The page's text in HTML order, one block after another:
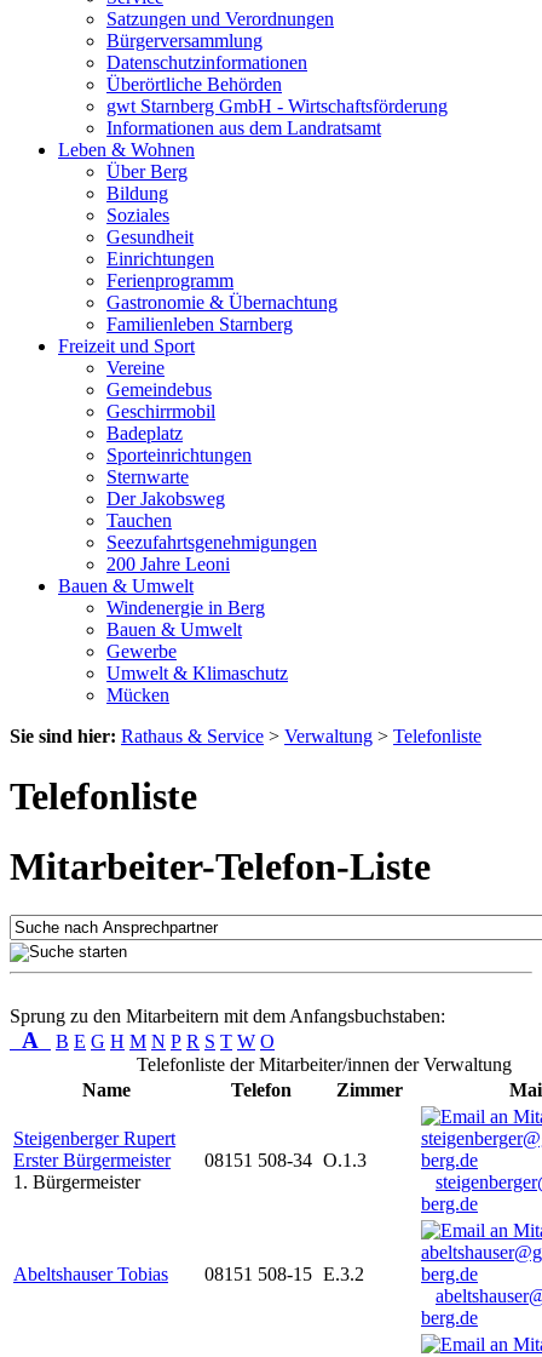
Satzungen und Verordnungen
Bürgerversammlung
Datenschutzinformationen
Überörtliche Behörden
gwt Starnberg GmbH - Wirtschaftsförderung
Informationen aus dem Landratsamt
Leben & Wohnen
Über Berg
Bildung
Soziales
Gesundheit
Einrichtungen
Ferienprogramm
Gastronomie & Übernachtung
Familienleben Starnberg
Freizeit und Sport
Vereine
Gemeindebus
Geschirrmobil
Badeplatz
Sporteinrichtungen
Sternwarte
Der Jakobsweg
Tauchen
Seezufahrtsgenehmigungen
200 Jahre Leoni
Bauen & Umwelt
Windenergie in Berg
Bauen & Umwelt
Gewerbe
Umwelt & Klimaschutz
Mücken
Sie sind hier: Rathaus & Service > Verwaltung > Telefonliste
Telefonliste
Mitarbeiter-Telefon-Liste
Sprung zu den Mitarbeitern mit dem Anfangsbuchstaben:
A B E G H M N P R S T W O
Telefonliste der Mitarbeiter/innen der Verwaltung
Name
Telefon Zimmer
Steigenberger Rupert
Erster Bürgermeister
1. Bürgermeister
08151 508-34 O.1.3
berg.de
Abeltshauser Tobias 08151 508-15 E.3.2
berg.de